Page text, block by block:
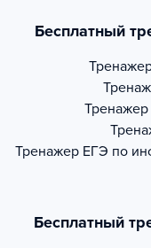
Бесплатный
Тренажер
Тренажер ЕГЭ по
Бесплатный